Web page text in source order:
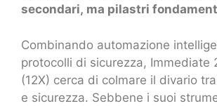
secondari, ma pilastri
Combinando automazione
protocolli di sicurezza, Immediate
(12X) cerca di colmare il divario
e sicurezza. Sebbene i suoi